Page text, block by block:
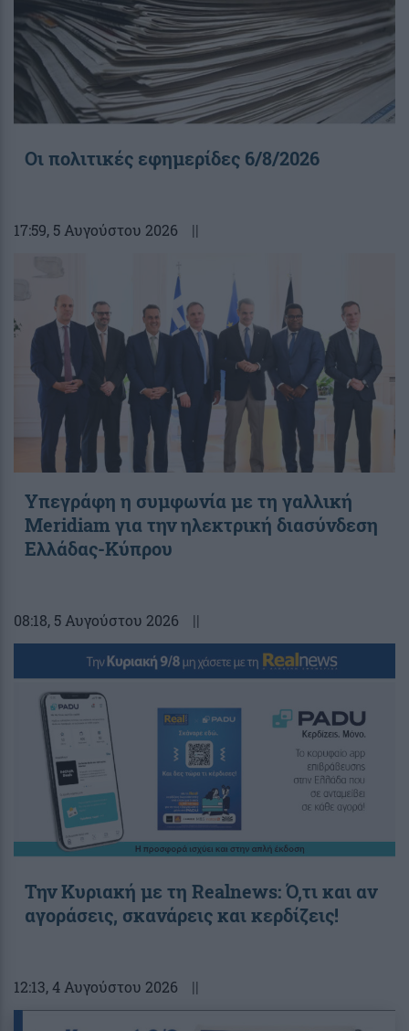
Οι πολιτικές εφημερίδες 6/8/2026
17:59, 5 Αυγούστου 2026 ||
Υπεγράφη η συμφωνία με τη γαλλική
Meridiam για την ηλεκτρική διασύνδεση
Ελλάδας-Κύπρου
08:18, 5 Αυγούστου 2026 ||
Την Κυριακή με τη Realnews: Ό,τι και αν
αγοράσεις, σκανάρεις και κερδίζεις!
12:13, 4 Αυγούστου 2026 ||